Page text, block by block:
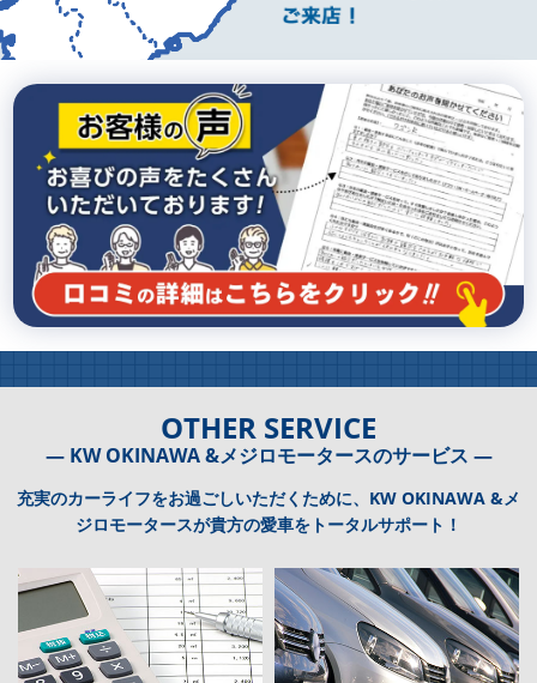
OTHER SERVICE
― KW OKINAWA &メジロモータースのサービス ―
充実のカーライフをお過ごしいただくために、KW OKINAWA &メ
ジロモータースが貴方の愛車をトータルサポート！